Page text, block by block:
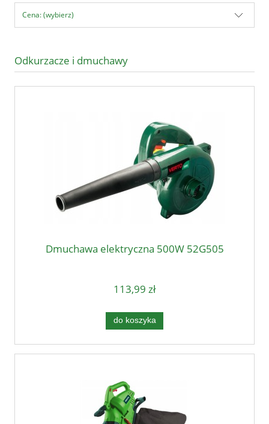
Cena: (wybierz)
Odkurzacze i dmuchawy
Dmuchawa elektryczna 500W 52G505
113,99 zł
do koszyka